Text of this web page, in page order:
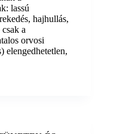
lassú
hajhullás,
a
orvosi
elengedhetetlen,